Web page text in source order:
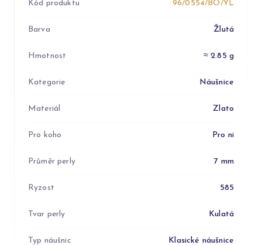
Kód produktu 96/0554/BO/YL
Barva Žlutá
Hmotnost ≈ 2.85 g
Kategorie Náušnice
Materiál Zlato
Pro koho Pro ni
Průměr perly 7 mm
Ryzost 585
Tvar perly Kulatá
Typ náušnic Klasické náušnice